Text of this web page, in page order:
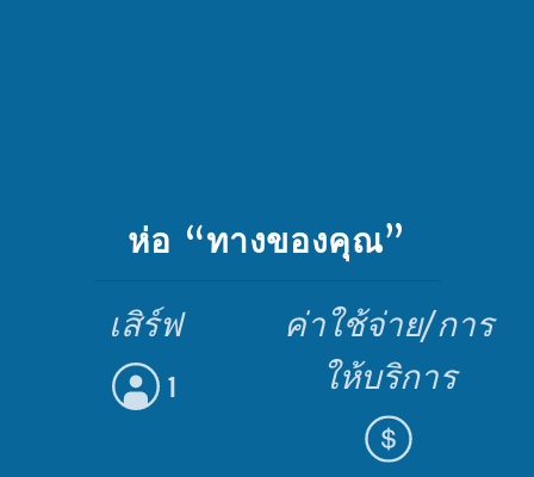
ห่อ “ทางของคุณ”
เสิร์ฟ
1
ค่าใช้จ่าย/การ
ให้บริการ